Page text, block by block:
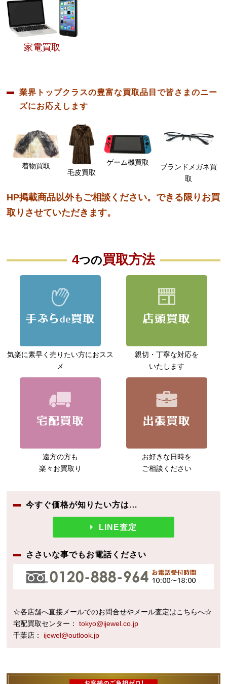
家電買取
業界トップクラスの豊富な買取品目で皆さまのニー
ズにお応えします
着物買取
毛皮買取
ゲーム機買取
ブランドメガネ買
取
HP掲載商品以外もご相談ください。できる限りお買
取りさせていただきます。
4つの買取方法
気楽に素早く売りたい方におスス
メ
親切・丁寧な対応を
いたします
遠方の方も
楽々お買取り
お好きな日時を
ご相談ください
今すぐ価格が知りたい方は…
LINE査定
ささいな事でもお電話ください
☆各店舗へ直接メールでのお問合せやメール査定はこちらへ☆
宅配買取センター：tokyo@ijewel.co.jp
千葉店： ijewel@outlook.jp